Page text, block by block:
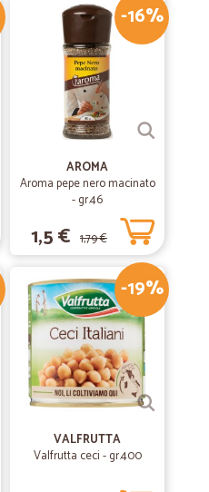
-16%
AROMA
Aroma pepe nero macinato
- gr.46
1,5 € 1,79 €
-19%
VALFRUTTA
Valfrutta ceci - gr.400